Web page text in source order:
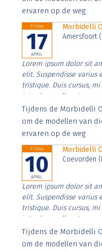
ervaren op de weg.
Friday
17
APRIL
Morbidelli
Amersfoort
Lorem ipsum dolor sit
elit. Suspendisse varius
tristique. Duis cursus,
interdum nulla, ut
Aenean faucibus nibh
imperdiet. Nunc ut sem
Tijdens de Morbidelli
om de modellen van
ervaren op de weg
Friday
10
APRIL
Morbidelli
Coevorden
Lorem ipsum dolor sit
elit. Suspendisse varius
tristique. Duis cursus,
interdum nulla, ut
Aenean faucibus nibh
imperdiet. Nunc ut sem
Tijdens de Morbidelli
om de modellen van